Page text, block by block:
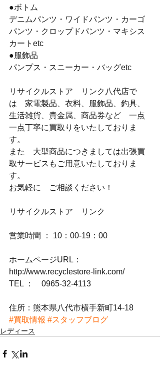
●ボトム
デニムパンツ・ワイドパンツ・カーゴ
パンツ・クロップドパンツ・マキシス
カートetc
●服飾品
パンプス・スニーカー・バッグetc
リサイクルストア　リンク八代店で
は　家電製品、衣料、服飾品、釣具、
生活雑貨、貴金属、商品券など　一点
一点丁寧に買取りをいたしておりま
す。
また　大型商品につきましては出張買
取サービスもご用意いたしておりま
す。
お気軽に　ご相談ください！
リサイクルストア　リンク
営業時間 ： 10：00-19：00
ホームページURL：
http://www.recyclestore-link.com/
TEL ：　0965-32-4113
住所：熊本県八代市横手新町14-18
#買取情報 #スタッフブログ
レディース